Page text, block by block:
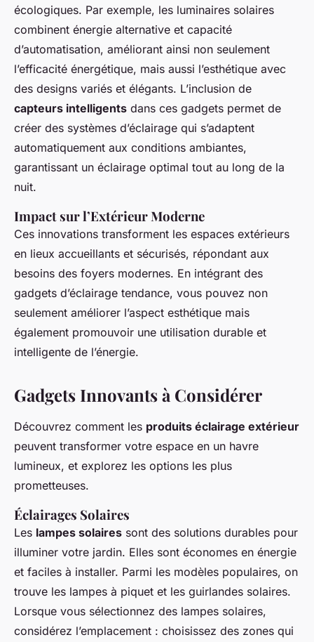
écologiques. Par exemple, les luminaires solaires
combinent énergie alternative et capacité
d’automatisation, améliorant ainsi non seulement
l’efficacité énergétique, mais aussi l’esthétique avec
des designs variés et élégants. L’inclusion de
capteurs intelligents dans ces gadgets permet de
créer des systèmes d’éclairage qui s’adaptent
automatiquement aux conditions ambiantes,
garantissant un éclairage optimal tout au long de la
nuit.
Impact sur l’Extérieur Moderne
Ces innovations transforment les espaces extérieurs
en lieux accueillants et sécurisés, répondant aux
besoins des foyers modernes. En intégrant des
gadgets d’éclairage tendance, vous pouvez non
seulement améliorer l’aspect esthétique mais
également promouvoir une utilisation durable et
intelligente de l’énergie.
Gadgets Innovants à Considérer
Découvrez comment les produits éclairage extérieur
peuvent transformer votre espace en un havre
lumineux, et explorez les options les plus
prometteuses.
Éclairages Solaires
Les lampes solaires sont des solutions durables pour
illuminer votre jardin. Elles sont économes en énergie
et faciles à installer. Parmi les modèles populaires, on
trouve les lampes à piquet et les guirlandes solaires.
Lorsque vous sélectionnez des lampes solaires,
considérez l’emplacement : choisissez des zones qui